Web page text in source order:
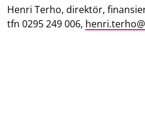
Henri Terho, direktör,
tfn 0295 249 006,